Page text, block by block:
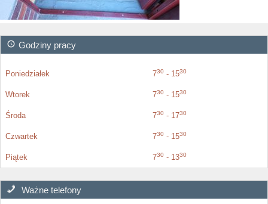
Godziny pracy
Poniedziałek 730 - 1530
Wtorek 730 - 1530
Środa 730 - 1730
Czwartek 730 - 1530
Piątek 730 - 1330
Ważne telefony